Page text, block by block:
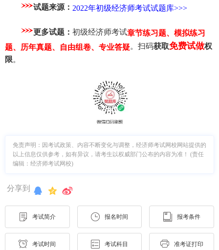
试题来源： 2022年初级经济师考试试题库>>>
更多试题： 初级经济师考试章节练习题、模拟练习
题、历年真题、自由组卷、专业答疑。扫码获取免费试做权
限。
免责声明：因考试政策、内容不断变化与调整，经济师考试网校网站提供的
以上信息仅供参考，如有异议，请考生以权威部门公布的内容为准！ (责任
编辑：经济师考试网校)
分享到
考试简介 报名时间 报考条件
考试时间 考试科目 准考证打印